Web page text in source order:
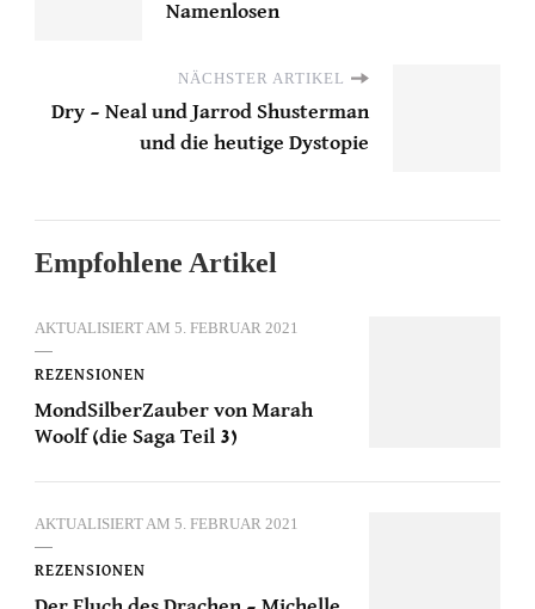
Namenlosen
NÄCHSTER ARTIKEL
Dry – Neal und Jarrod Shusterman
und die heutige Dystopie
Empfohlene Artikel
AKTUALISIERT AM 5. FEBRUAR 2021
REZENSIONEN
MondSilberZauber von Marah
Woolf (die Saga Teil 3)
AKTUALISIERT AM 5. FEBRUAR 2021
REZENSIONEN